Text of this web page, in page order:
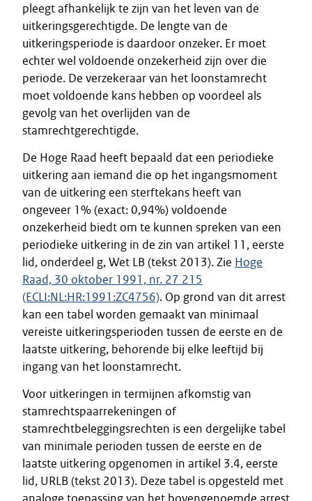
pleegt afhankelijk te zijn van het leven van de
uitkeringsgerechtigde. De lengte van de
uitkeringsperiode is daardoor onzeker. Er moet
echter wel voldoende onzekerheid zijn over die
periode. De verzekeraar van het loonstamrecht
moet voldoende kans hebben op voordeel als
gevolg van het overlijden van de
stamrechtgerechtigde.
De Hoge Raad heeft bepaald dat een periodieke
uitkering aan iemand die op het ingangsmoment
van de uitkering een sterftekans heeft van
ongeveer 1% (exact: 0,94%) voldoende
onzekerheid biedt om te kunnen spreken van een
periodieke uitkering in de zin van artikel 11, eerste
lid, onderdeel g, Wet LB (tekst 2013). Zie Hoge
Raad, 30 oktober 1991, nr. 27 215
(ECLI:NL:HR:1991:ZC4756). Op grond van dit arrest
kan een tabel worden gemaakt van minimaal
vereiste uitkeringsperioden tussen de eerste en de
laatste uitkering, behorende bij elke leeftijd bij
ingang van het loonstamrecht.
Voor uitkeringen in termijnen afkomstig van
stamrechtspaarrekeningen of
stamrechtbeleggingsrechten is een dergelijke tabel
van minimale perioden tussen de eerste en de
laatste uitkering opgenomen in artikel 3.4, eerste
lid, URLB (tekst 2013). Deze tabel is opgesteld met